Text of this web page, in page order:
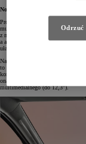
Nowa stylistyka i udoskonalone
Projektanci nowego Hiluxa
muskularne proporcje auta, a także
z napędem elektrycznym
a auto otrzymało specjalnie
ułatwiający dostęp do przestrzeni
Najnowsza generacja Toyoty Hilux
to najczęstszy wybór klientów.
komfort podczas jazdy zapewni
ona w pełni konfigurowalny
multimedialnego (do 12,3").
Odrzuć